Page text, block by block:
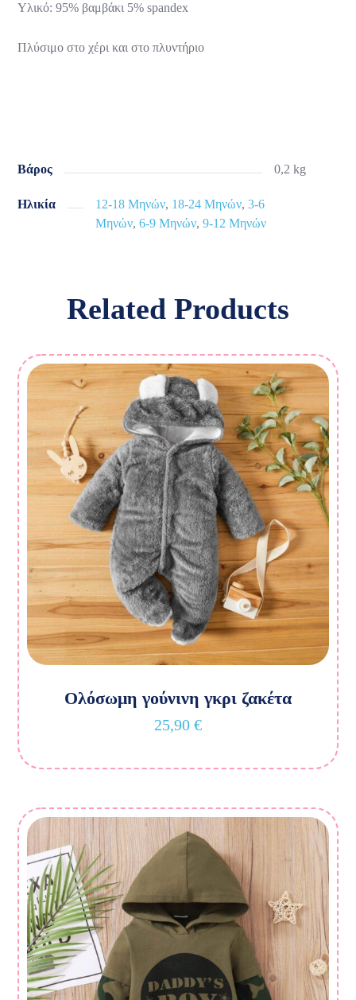
Υλικό: 95% βαμβάκι 5% spandex
Πλύσιμο στο χέρι και στο πλυντήριο
Βάρος 0,2 kg
Ηλικία 12-18 Μηνών, 18-24 Μηνών,3-6
Μηνών,6-9 Μηνών,9-12 Μηνών
Related Products
Ολόσωμη γούνινη γκρι ζακέτα
25,90 €